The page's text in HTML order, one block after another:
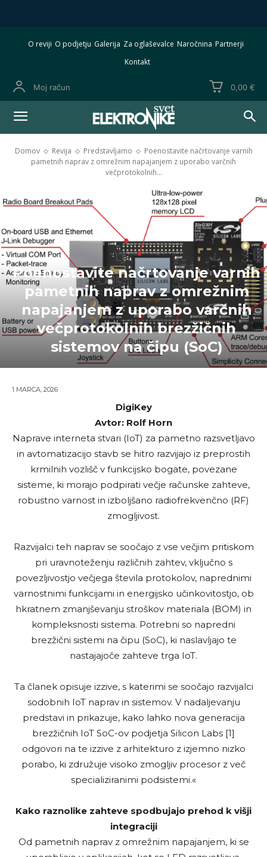
O reviji O podjetju Galerija Za oglaševalce Naročnina Partnerji
Kontakt
Moj račun 0,00 €
Domov Revija Predstavljamo
Poenostavite načrtovanje varnih
pametnih naprav z omrežnim napajanjem z uporabo varčnih
večprotokolnih...
Poenostavite načrtovanje varnih
pametnih naprav z omrežnim
napajanjem z uporabo varčnih
večprotokolnih brezžičnih
sistemov na čipu (SoC)
1 MARCA, 2026
DigiKey
Avtor: Rolf Horn
Naprave interneta stvari (IoT) za pametno razsvetljavo
in avtomatizacijo stavb se hitro razvijajo iz preprostih
krmilnih vozlišč v funkcijsko bogate, povezane
sisteme, ki morajo podpirati večje računske zahteve,
robustno varnost in izboljšano radiofrekvenčno (RF)
zmogljivost.
Razvijalci teh naprav se soočajo z vse večjim pritiskom
pri uravnoteženju različnih zahtev, vključno s
povezljivostjo večjega števila protokolov, naprednimi
varnostnimi funkcijami in energijsko učinkovitostjo, ob
hkratnem zmanjševanju stroškov materiala (BOM) in
kompleksnosti sistema. Potrebni so napredni
brezžični sistemi na čipu (SoC), ki naslavljajo te
nastajajoče zahteve trga IoT.
Ta članek opisuje izzive, s katerimi se soočajo razvijalci
sodobnih IoT naprav in sistemov. V nadaljevanju
predstavi in prikazuje, kako lahko nova generacija
brezžičnih IoT SoC-ov podjetja Silicon Labs [1]
odgovori na te izzive z arhitekturo z izjemno nizko
porabo, ki združuje visoko zmogljiv procesor z več
specializiranimi podsistemi.«
Kako raznolike zahteve spodbujajo prehod k višji
integraciji
Od pametnih naprav z omrežnim napajanjem, ki se